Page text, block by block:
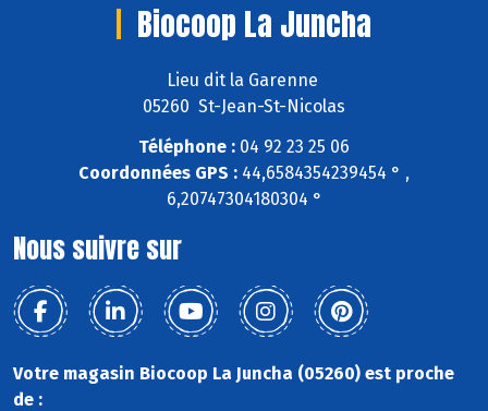
Biocoop La Juncha
Lieu dit la Garenne
05260 St-Jean-St-Nicolas
Téléphone : 04 92 23 25 06
Coordonnées GPS : 44,6584354239454 ° ,
6,20747304180304 °
Nous suivre sur
Votre magasin Biocoop La Juncha (05260) est proche
de :